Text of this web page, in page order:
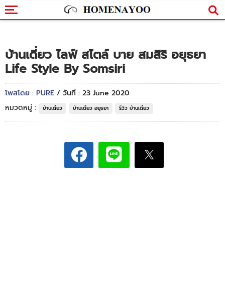
บ้านเดี่ยว ไลฟ์ สไตล์ บาย สมสิริ อยุธยา
Life Style By Somsiri
โพสโดย : PURE / วันที่ : 23 June 2020
หมวดหมู่ :
บ้านเดี่ยว บ้านเดี่ยว อยุธยา รีวิว บ้านเดี่ยว